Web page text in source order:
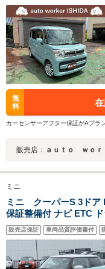
無
料
カーセンサーアフター保証がAプラ
販売店： ａｕｔｏ ｗｏ
ミニ
ミニ クーパーS 3ドア
保証整備付 ナビ ETC ドラレ
レーキ アイドリングス
クルコン
販売店保証 車両品質評価書付